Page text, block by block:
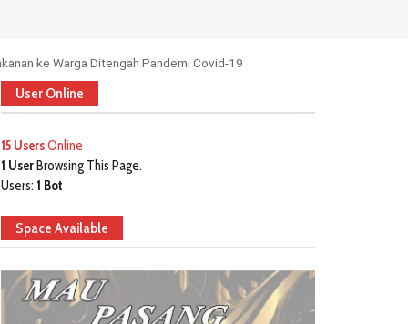
ke Warga Ditengah Pandemi Covid-19
User Online
15 UsersOnline
1 UserBrowsing This Page.
Users: 1 Bot
Space Available